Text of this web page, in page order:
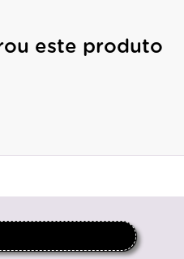
este produto